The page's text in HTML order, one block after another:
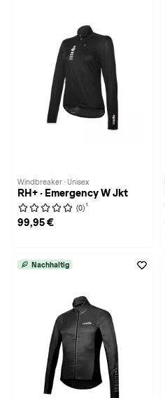
Windbreaker · Unisex
RH+ · Emergency W Jkt
(0) 1
99,95 €
Nachhaltig